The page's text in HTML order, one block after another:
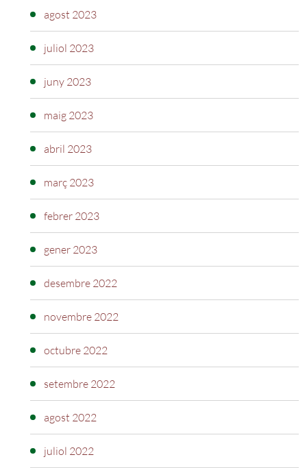
agost 2023
juliol 2023
juny 2023
maig 2023
abril 2023
març 2023
febrer 2023
gener 2023
desembre 2022
novembre 2022
octubre 2022
setembre 2022
agost 2022
juliol 2022